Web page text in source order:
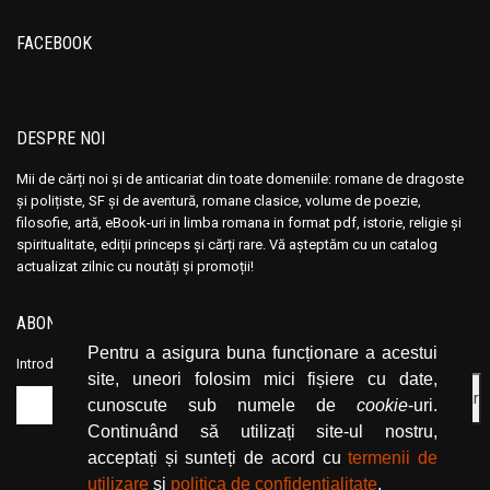
Pentru a asigura buna funcționare a acestui
site, uneori folosim mici fișiere cu date,
cunoscute sub numele de cookie-uri.
Continuând să utilizați site-ul nostru,
acceptați și sunteți de acord cutermenii de
utilizare și politica de confidențialitate.
Anais Nin
Anatolie Panis
Andocide
Andre Bejin
Andre Castelot
Andre Leroi-Gourhan
Andre Malraux
Andre Maurois
Andre Miquel
Andre Theuriet
Anais Nin
Anatolie Panis
Andocide
Andre Bejin
Andre Castelot
Andre Leroi-Gourhan
Andre Malraux
Andre Maurois
Andre Miquel
Andre Theuriet
FACEBOOK
DESPRE NOI
Mii de cărți noi și de anticariat din toate domeniile: romane de dragoste
și polițiste, SF și de aventură, romane clasice, volume de poezie,
filosofie, artă, eBook-uri in limba romana in format pdf, istorie, religie și
spiritualitate, ediții princeps și cărți rare. Vă așteptăm cu un catalog
actualizat zilnic cu noutăți și promoții!
ABONEAZĂ-TE LA NEWSLETTER
Introduceți adresa dvs. de email și dați click pe butonul de abonare.